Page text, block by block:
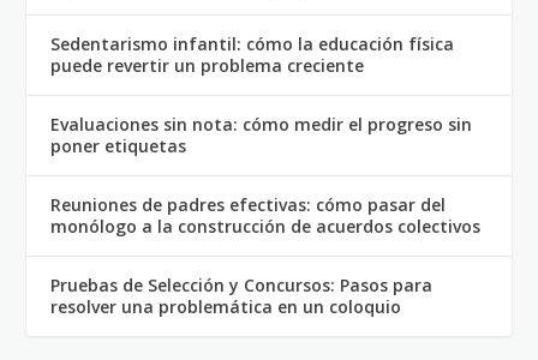
Sedentarismo infantil: cómo la educación física
puede revertir un problema creciente
Evaluaciones sin nota: cómo medir el progreso sin
poner etiquetas
Reuniones de padres efectivas: cómo pasar del
monólogo a la construcción de acuerdos colectivos
Pruebas de Selección y Concursos: Pasos para
resolver una problemática en un coloquio